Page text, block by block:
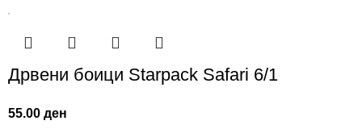
Дрвени боици Starpack Safari 6/1
55.00ден